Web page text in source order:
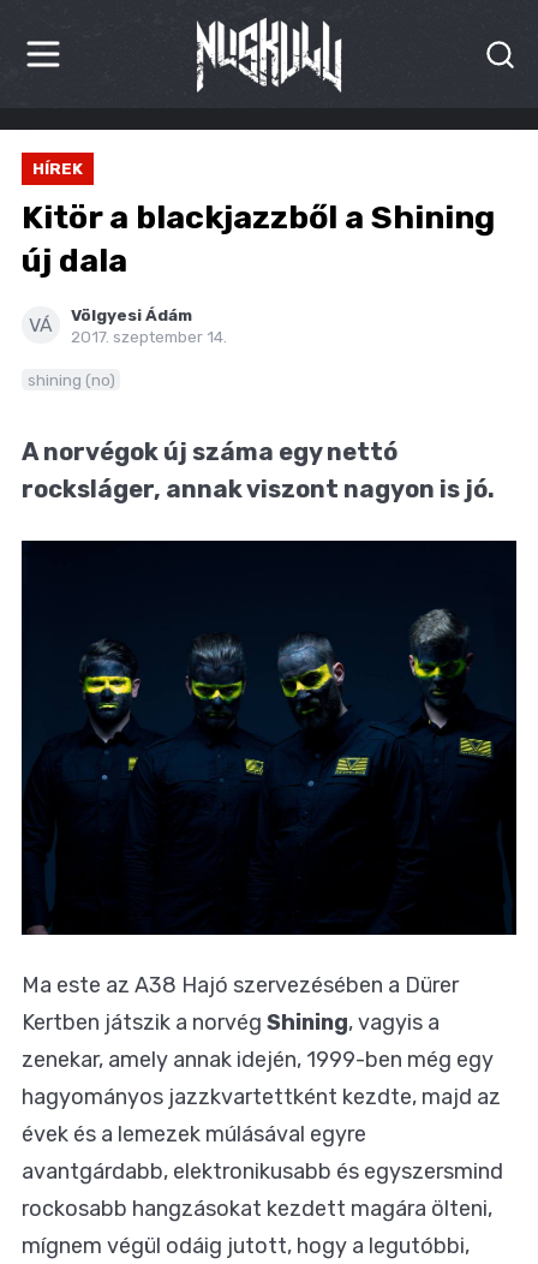
HÍREK
KRITIKÁK
BESZÁMOLÓK
MÁSVILÁG
HÍREK
Kitör a blackjazzből a Shining
új dala
VÁ
Völgyesi Ádám
2017. szeptember 14.
shining (no)
A norvégok új száma egy nettó
rocksláger, annak viszont nagyon is jó.
Ma este az A38 Hajó szervezésében a Dürer
Kertben játszik a norvég Shining, vagyis a
zenekar, amely annak idején, 1999-ben még egy
hagyományos jazzkvartettként kezdte, majd az
évek és a lemezek múlásával egyre
avantgárdabb, elektronikusabb és egyszersmind
rockosabb hangzásokat kezdett magára ölteni,
mígnem végül odáig jutott, hogy a legutóbbi,